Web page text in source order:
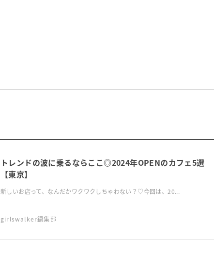
トレンドの波に乗るならここ◎2024年OPENのカフェ5選
【東京】
新しいお店って、なんだかワクワクしちゃわない？♡今回は、20...
girlswalker編集部